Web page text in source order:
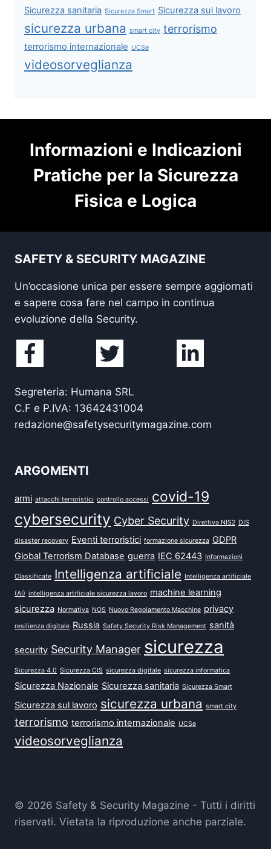
Sicurezza sanitaria Sicurezza Smart Sicurezza sul lavoro
sicurezza urbana smart city terrorismo
terrorismo internazionale UCSe
videosorveglianza
Informazioni e Indicazioni
Pratiche per la Sicurezza
Fisica e Logica
SAFETY & SECURITY MAGAZINE
Un’occasione unica per essere sempre aggiornati
e sapere cosa fare nel campo in continua
evoluzione della Security.
Segreteria: Humana SRL
C.F e P.IVA: 13642431004
redazione@safetysecuritymagazine.com
ARGOMENTI
armi attacchi terroristici controllo accessi covid-19
cybersecurity Cyber Security Direttiva NIS2 DIS
disaster recovery Eventi terroristici formazione sicurezza GDPR
Global Terrorism Database guerra IEC 62443 Informazioni
Classificate Intelligenza artificiale Intelligenza artificiale
(AI) intelligenza artificiale sicurezza lavoro machine learning
sicurezza Normativa NOS Nuovo Regolamento Macchine privacy
resilienza digitale Russia Safety Security Risk Management sanità
security Security Manager sicurezza
Sicurezza 4.0 Sicurezza CIS sicurezza digitale sicurezza informatica
Sicurezza Nazionale Sicurezza sanitaria Sicurezza Smart
Sicurezza sul lavoro sicurezza urbana smart city
terrorismo terrorismo internazionale UCSe
videosorveglianza
© 2026 Safety & Security Magazine - Tutti i diritti
riservati. Vietata la riproduzione anche parziale.